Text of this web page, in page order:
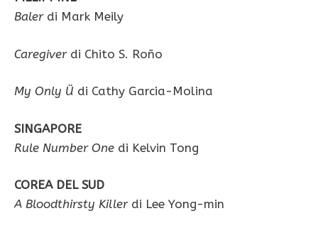
Balerdi Mark Meily
Caregiverdi Chito S. Roño
My Only Ü di Cathy Garcia-Molina
SINGAPORE
Rule Number One di Kelvin Tong
COREA DEL SUD
A Bloodthirsty Killerdi Lee Yong-min